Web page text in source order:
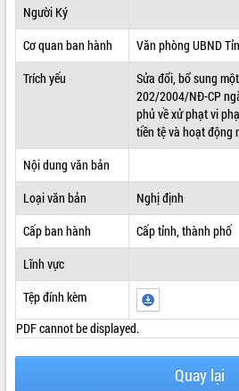
UBND CÁC XÃ, PHƯỜNG
THÔNG TIN CHỈ ĐẠO ĐIỀU HÀNH
HỆ THỐNG VĂN BẢN
ĐIỂM TIN VĂN BẢN
QUY HOẠCH - KẾ HOẠCH
Người Ký
Cơ quan ban hành
Văn phòng UBND
Trích yếu
Sửa đổi, bổ sung
202/2004/NĐ-CP
phủ về xử phạt vi
tiền tệ và hoạt động
Nội dung văn bản
Loại văn bản
Nghị định
Cấp ban hành
Cấp tỉnh, thành phố
Lĩnh vực
Tệp đính kèm
PDF cannot be displayed.
Quay lại